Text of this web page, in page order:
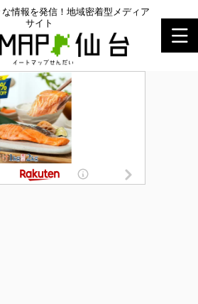
情報を発信！地域密着型メディア
サイト